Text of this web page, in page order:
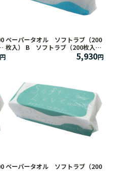
ペーパータオル ソフトラブ（200
枚入） B ソフトラブ（200枚入）
1ケース（200枚入×30束）5,930
ペーパータオル ソフトラブ（200